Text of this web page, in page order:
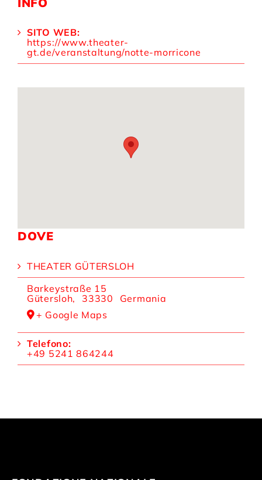
SITO WEB:
https://www.theater-
gt.de/veranstaltung/notte-morricone
DOVE
THEATER GÜTERSLOH
Barkeystraße 15
Gütersloh, 33330
Germania
+ Google Maps
Telefono:
+49 5241 864244